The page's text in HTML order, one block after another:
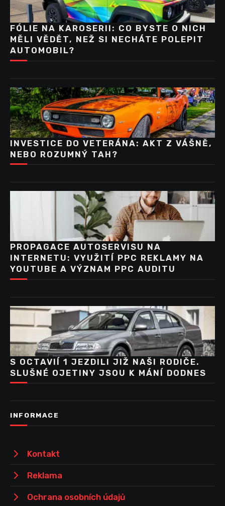
FÓLIE NA KAROSERII: CO BYSTE O NICH
MĚLI VĚDĚT, NEŽ SI NECHÁTE POLEPIT
AUTOMOBIL?
INVESTICE DO VETERÁNA: AKT Z VÁŠNĚ,
NEBO ROZUMNÝ TAH?
PROPAGACE AUTOSERVISU NA
INTERNETU: VYUŽITÍ PPC REKLAMY NA
YOUTUBE A VÝZNAM PPC AUDITU
S OCTAVIÍ 1 JEZDILI JIŽ NAŠI RODIČE.
SLUŠNÉ OJETINY JSOU K MÁNÍ DODNES
INFORMACE
Kontakt
Reklama
Ochrana osobních údajů